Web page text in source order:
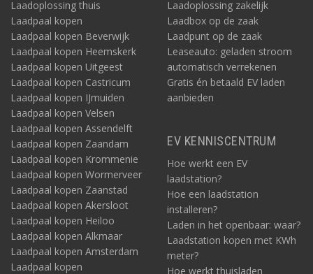
Laadoplossing thuis
Laadpaal kopen
Laadpaal kopen Beverwijk
Laadpaal kopen Heemskerk
Laadpaal kopen Uitgeest
Laadpaal kopen Castricum
Laadpaal kopen IJmuiden
Laadpaal kopen Velsen
Laadpaal kopen Assendelft
Laadpaal kopen Zaandam
Laadpaal kopen Krommenie
Laadpaal kopen Wormerveer
Laadpaal kopen Zaanstad
Laadpaal kopen Akersloot
Laadpaal kopen Heiloo
Laadpaal kopen Alkmaar
Laadpaal kopen Amsterdam
Laadpaal kopen
Laadoplossing zakelijk
Laadbox op de zaak
Laadpunt op de zaak
Leaseauto: geladen stroom
automatisch verrekenen
Gratis én betaald EV laden
aanbieden
EV KENNISCENTRUM
Hoe werkt een EV
laadstation?
Hoe een laadstation
installeren?
Laden in het openbaar: waar?
Laadstation kopen met KWh
meter?
Hoe werkt thuisladen